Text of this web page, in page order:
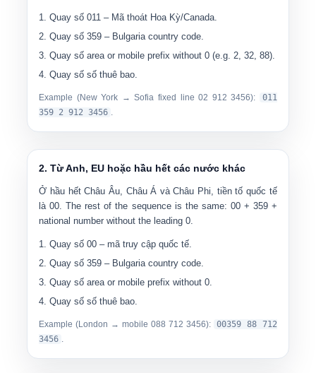
Quay số011 – Mã thoát Hoa Kỳ/Canada.
Quay số359 – Bulgaria country code.
Quay sốarea or mobile prefix without 0 (e.g. 2, 32, 88).
Quay sốsố thuê bao.
Example (New York → Sofia fixed line 02 912 3456): 011
359 2 912 3456 .
2. Từ Anh, EU hoặc hầu hết các nước khác
Ở hầu hết Châu Âu, Châu Á và Châu Phi, tiền tố quốc tế
là00. The rest of the sequence is the same: 00 + 359 +
national number without the leading 0.
Quay số00 – mã truy cập quốc tế.
Quay số359 – Bulgaria country code.
Quay sốarea or mobile prefix without 0.
Quay sốsố thuê bao.
Example (London → mobile 088 712 3456): 00359 88 712
3456 .